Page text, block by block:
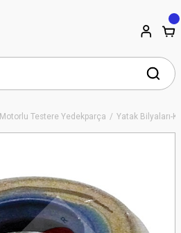
Motorlu Testere Yedekparça Yatak Bilyaları-